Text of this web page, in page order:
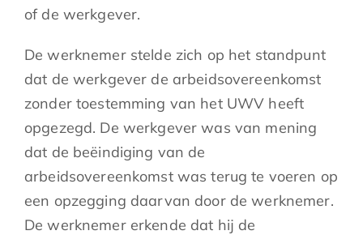
of de werkgever.
De werknemer stelde zich op het standpunt
dat de werkgever de arbeidsovereenkomst
zonder toestemming van het UWV heeft
opgezegd. De werkgever was van mening
dat de beëindiging van de
arbeidsovereenkomst was terug te voeren op
een opzegging daarvan door de werknemer.
De werknemer erkende dat hij de